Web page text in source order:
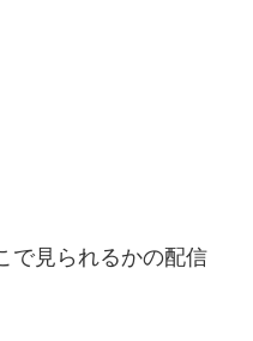
で見られるかの配信